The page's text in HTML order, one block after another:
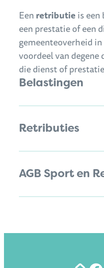
Een retributie is
een prestatie of een
gemeenteoverheid
voordeel van degene
die dienst of
Thema's
Belastingen
Retributies
AGB Sport en